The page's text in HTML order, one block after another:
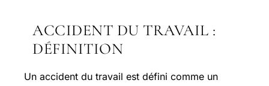
ACCIDENT DU TRAVAIL :
DÉFINITION
Un accident du travail est défini comme un